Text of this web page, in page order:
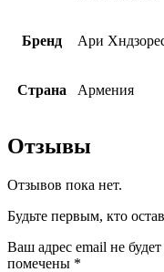
Бренд Ари
Страна Армения
Отзывы
Отзывов пока нет.
Будьте первым, кто
Ваш адрес email не
помечены *